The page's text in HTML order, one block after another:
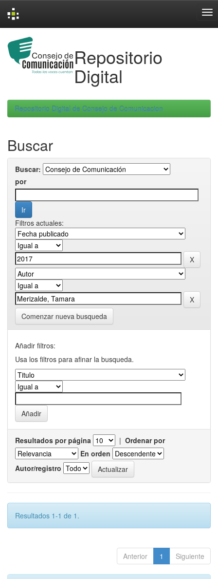
navigation
Repositorio
Digital
Repositorio Digital de Consejo de Comunicacion
Buscar
Buscar:
por
Filtros actuales:
Comenzar nueva busqueda
Añadir filtros:
Usa los filtros para afinar la busqueda.
Resultados por página | Ordenar por
En orden
Autor/registro
Resultados 1-1 de 1.
Anterior 1 Siguiente